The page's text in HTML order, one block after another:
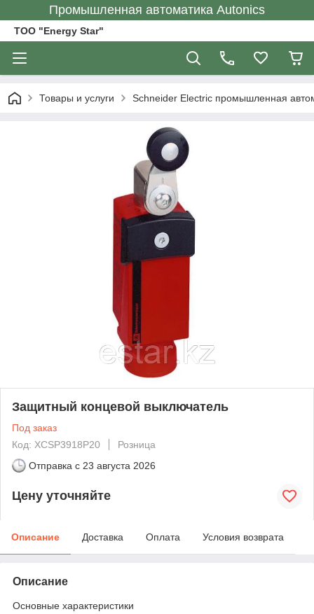
Промышленная автоматика Autonics
ТОО "Energy Star"
Товары и услуги Schneider Electric промышленная
Защитный концевой выключатель
Под заказ
Код: XCSP3918P20
Розница
Отправка с 23 августа 2026
Цену уточняйте
Описание Доставка Оплата Условия возврата
Описание
Основные характеристики